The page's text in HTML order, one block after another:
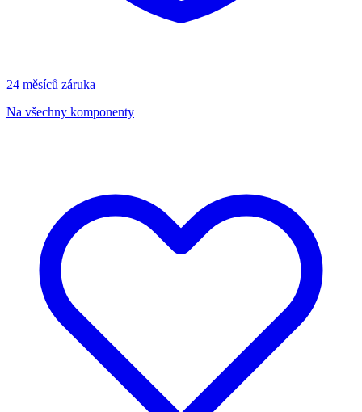
24 měsíců záruka
Na všechny komponenty